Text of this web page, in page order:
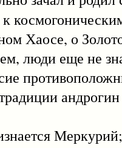
Хаосе, о
люди еще не
Меркурий;